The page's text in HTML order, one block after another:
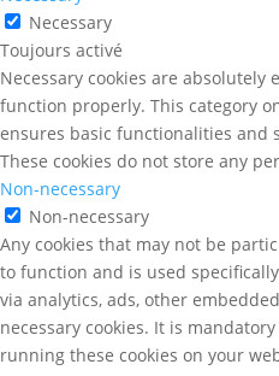
Necessary
Toujours activé
Necessary cookies are
function properly. This category
ensures basic functionalities and
These cookies do not store any
Non-necessary
Non-necessary
Any cookies that may not be
to function and is used
via analytics, ads, other
necessary cookies. It is
running these cookies on your